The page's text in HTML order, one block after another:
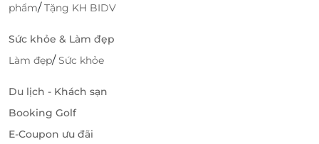
bạch và an toàn.
Lý do nên chọn LifeLink:
Ưu đãi hấp dẫn, được cập nhật liên tục
Giao diện thân thiện, đặt nhanh – nhận liền
Đội ngũ CSKH hỗ trợ nhiệt tình, chuyên nghiệp
phẩm/Tặng KH BIDV
Sức khỏe & Làm đẹp
Làm đẹp/Sức khỏe
Du lịch - Khách sạn
Booking Golf
E-Coupon ưu đãi